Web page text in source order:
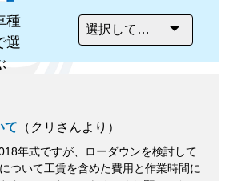
種
選
て （クリさんより）
年式ですが、ローダウンを検討して
ついて工賃を含めた費用と作業時間に